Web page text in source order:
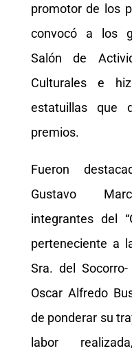
promotor de los
convocó a los
Salón de
Culturales e
estatuillas que
premios.
Fueron
Gustavo
integrantes del
perteneciente a
Sra. del
Oscar Alfredo
de ponderar su
labor